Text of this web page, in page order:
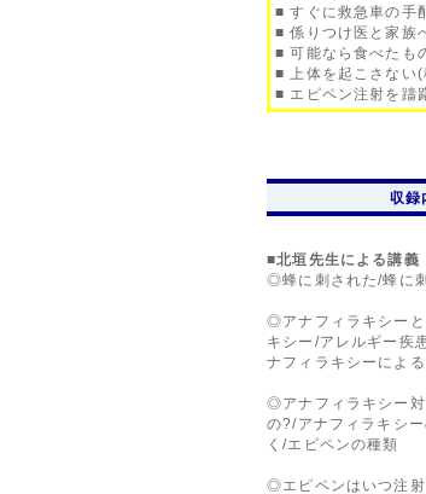
■ すぐに救急車の手
■ 係りつけ医と家族
■ 可能なら食べたも
■ 上体を起こさない
■ エピペン注射を躊
収録
■北垣先生による講義
◎蜂に刺された/蜂に
◎アナフィラキシー
キシー/アレルギー疾
ナフィラキシーによ
◎アナフィラキシー
の?/アナフィラキシ
く/エピペンの種類
◎エピペンはいつ注